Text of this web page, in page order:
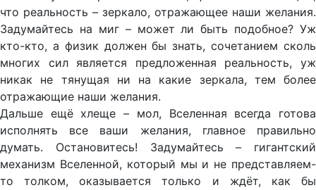
что реальность – зеркало, отражающее наши желания.
Задумайтесь на миг – может ли быть подобное? Уж
кто-кто, а физик должен бы знать, сочетанием сколь
многих сил является предложенная реальность, уж
никак не тянущая ни на какие зеркала, тем более
отражающие наши желания.
Дальше ещё хлеще – мол, Вселенная всегда готова
исполнять все ваши желания, главное правильно
думать. Остановитесь! Задумайтесь – гигантский
механизм Вселенной, который мы и не представляем-
то толком, оказывается только и ждёт, как бы